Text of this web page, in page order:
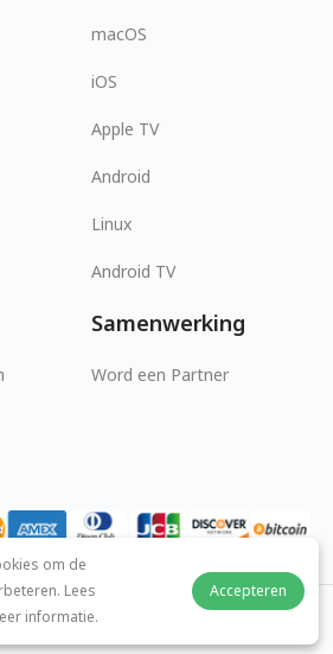
macOS
iOS
Apple TV
Android
Linux
Android TV
Samenwerking
Word een Partner
LIMITED. All rights reserved.
om de
Lees
informatie.
Accepteren